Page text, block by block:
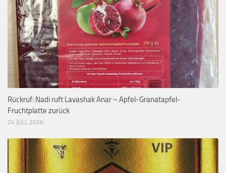
Rückruf: Nadi ruft Lavashak Anar – Apfel-Granatapfel-
Fruchtplatte zurück
24 JULI, 2026